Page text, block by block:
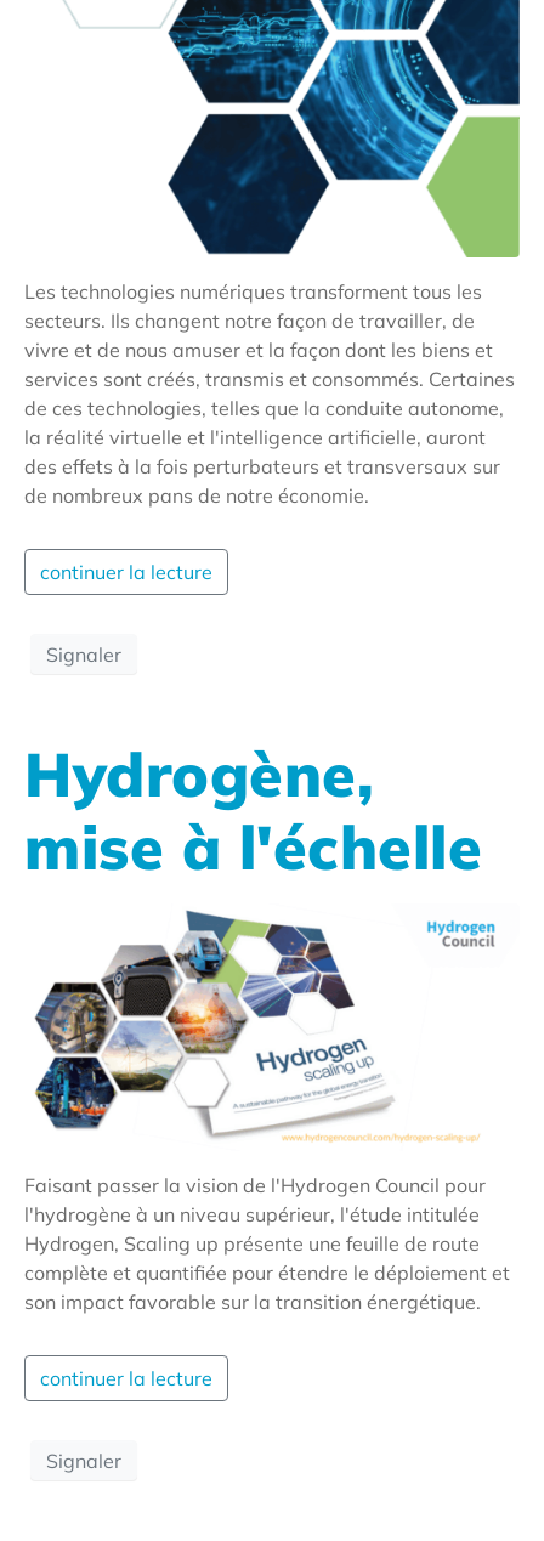
Les technologies numériques transforment tous les
secteurs. Ils changent notre façon de travailler, de
vivre et de nous amuser et la façon dont les biens et
services sont créés, transmis et consommés. Certaines
de ces technologies, telles que la conduite autonome,
la réalité virtuelle et l'intelligence artificielle, auront
des effets à la fois perturbateurs et transversaux sur
de nombreux pans de notre économie.
continuer la lecture
Signaler
Hydrogène,
mise à l'échelle
Faisant passer la vision de l'Hydrogen Council pour
l'hydrogène à un niveau supérieur, l'étude intitulée
Hydrogen, Scaling up présente une feuille de route
complète et quantifiée pour étendre le déploiement et
son impact favorable sur la transition énergétique.
continuer la lecture
Signaler